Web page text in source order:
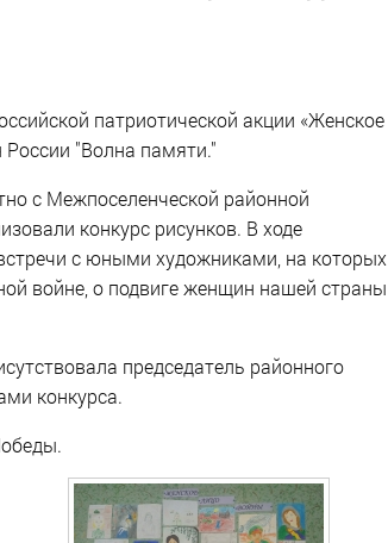
патриотической акции «Женское
"Волна памяти."
с Межпоселенческой районной
конкурс рисунков. В ходе
с юными художниками, на которых
войне, о подвиге женщин нашей страны
председатель районного
конкурса.